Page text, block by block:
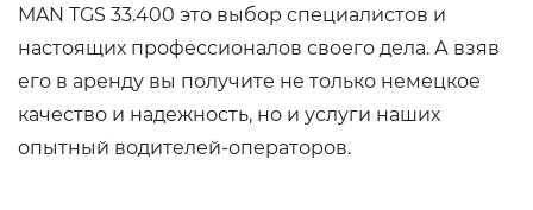
MAN TGS 33.400 это выбор специалистов и
настоящих профессионалов своего дела. А взяв
его в аренду вы получите не только немецкое
качество и надежность, но и услуги наших
опытный водителей-операторов.